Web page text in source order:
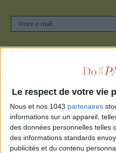
Le respect de votre vie
Nous et nos 1043 partenaires
informations sur un appareil,
des données personnelles telles
des informations standards
publicités et du contenu